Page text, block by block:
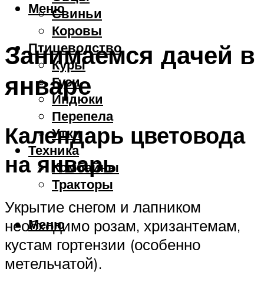
Свиньи
Коровы
Птицеводство
Куры
Гуси
Индюки
Перепела
Утки
Техника
Комбайны
Тракторы
Меню
Меню
Занимаемся дачей в
январе
Календарь цветовода
на январь
Укрытие снегом и лапником
необходимо розам, хризантемам,
кустам гортензии (особенно
метельчатой).